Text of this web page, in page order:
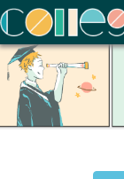
ColleGo! 大學選才